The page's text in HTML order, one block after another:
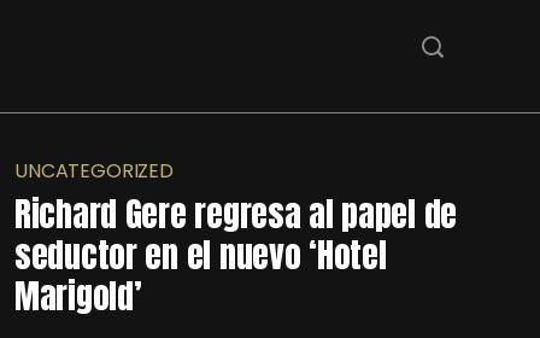
UNCATEGORIZED
Richard Gere regresa al papel de
seductor en el nuevo ‘Hotel
Marigold’